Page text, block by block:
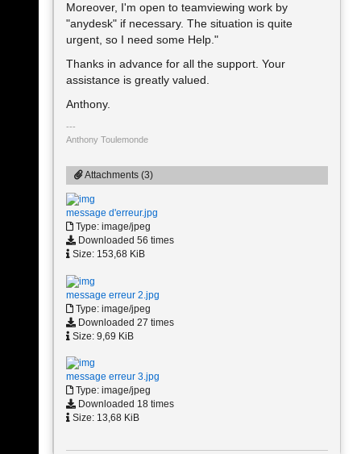
Moreover, I'm open to teamviewing work by
"anydesk" if necessary. The situation is quite
urgent, so I need some Help."
Thanks in advance for all the support. Your
assistance is greatly valued.
Anthony.
Anthony Toulemonde
Attachments (3)
message d'erreur.jpg
Type: image/jpeg
Downloaded 56 times
Size: 153,68 KiB
message erreur 2.jpg
Type: image/jpeg
Downloaded 27 times
Size: 9,69 KiB
message erreur 3.jpg
Type: image/jpeg
Downloaded 18 times
Size: 13,68 KiB